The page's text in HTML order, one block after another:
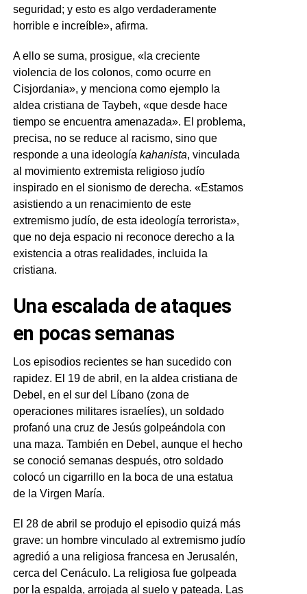
seguridad; y esto es algo verdaderamente
horrible e increíble», afirma.
A ello se suma, prosigue, «la creciente
violencia de los colonos, como ocurre en
Cisjordania», y menciona como ejemplo la
aldea cristiana de Taybeh, «que desde hace
tiempo se encuentra amenazada». El problema,
precisa, no se reduce al racismo, sino que
responde a una ideología kahanista, vinculada
al movimiento extremista religioso judío
inspirado en el sionismo de derecha. «Estamos
asistiendo a un renacimiento de este
extremismo judío, de esta ideología terrorista»,
que no deja espacio ni reconoce derecho a la
existencia a otras realidades, incluida la
cristiana.
Una escalada de ataques
en pocas semanas
Los episodios recientes se han sucedido con
rapidez. El 19 de abril, en la aldea cristiana de
Debel, en el sur del Líbano (zona de
operaciones militares israelíes), un soldado
profanó una cruz de Jesús golpeándola con
una maza. También en Debel, aunque el hecho
se conoció semanas después, otro soldado
colocó un cigarrillo en la boca de una estatua
de la Virgen María.
El 28 de abril se produjo el episodio quizá más
grave: un hombre vinculado al extremismo judío
agredió a una religiosa francesa en Jerusalén,
cerca del Cenáculo. La religiosa fue golpeada
por la espalda, arrojada al suelo y pateada. Las